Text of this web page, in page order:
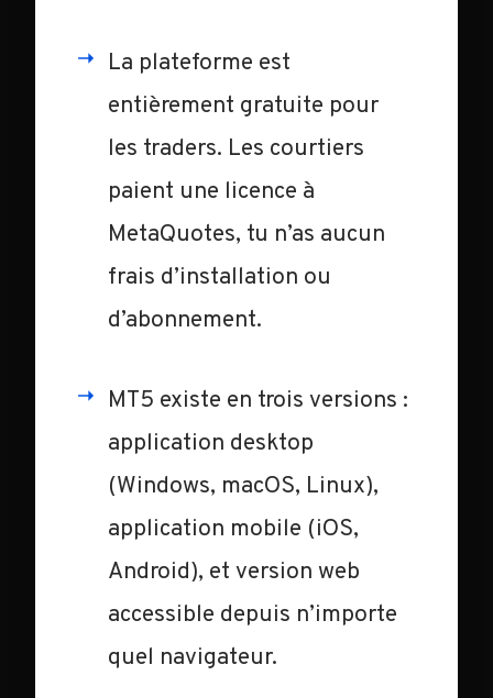
La plateforme est
entièrement gratuite pour
les traders. Les courtiers
paient une licence à
MetaQuotes, tu n’as aucun
frais d’installation ou
d’abonnement.
MT5 existe en trois versions :
application desktop
(Windows, macOS, Linux),
application mobile (iOS,
Android), et version web
accessible depuis n’importe
quel navigateur.